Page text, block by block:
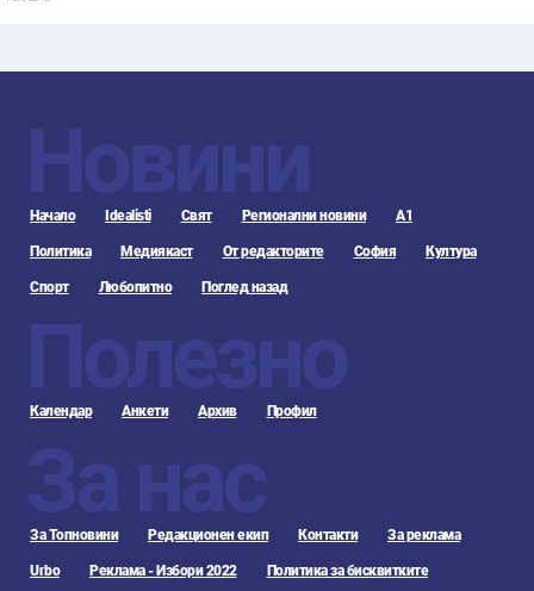
Новини
Начало Idealisti Свят Регионални новини А1
Политика Медиякаст От редакторите София Култура
Спорт Любопитно Поглед назад
Полезно
Календар Анкети Архив Профил
За нас
За Топновини Редакционен екип Контакти За реклама
Urbo Реклама - Избори 2022 Политика за бисквитките